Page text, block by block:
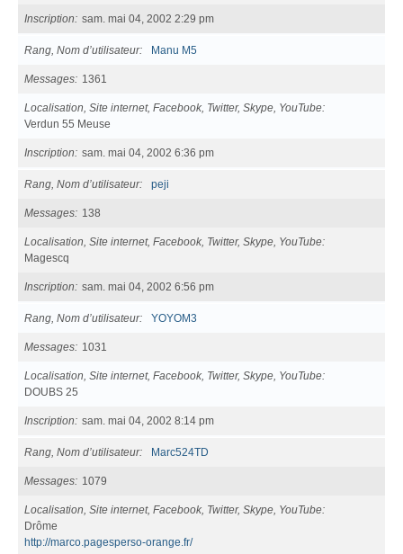
Inscription sam. mai 04, 2002 2:29 pm
Rang, Nom d’utilisateur Manu M5
Messages 1361
Localisation, Site internet, Facebook, Twitter, Skype, YouTube
Verdun 55 Meuse
Inscription sam. mai 04, 2002 6:36 pm
Rang, Nom d’utilisateur peji
Messages 138
Localisation, Site internet, Facebook, Twitter, Skype, YouTube
Magescq
Inscription sam. mai 04, 2002 6:56 pm
Rang, Nom d’utilisateur YOYOM3
Messages 1031
Localisation, Site internet, Facebook, Twitter, Skype, YouTube
DOUBS 25
Inscription sam. mai 04, 2002 8:14 pm
Rang, Nom d’utilisateur Marc524TD
Messages 1079
Localisation, Site internet, Facebook, Twitter, Skype, YouTube
Drôme
http://marco.pagesperso-orange.fr/